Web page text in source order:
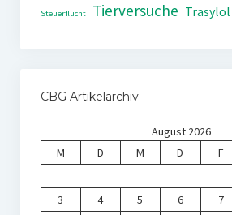
Steuerflucht Tierversuche Trasylol
CBG Artikelarchiv
August 2026
M
D M D F
3
4 5 6 7